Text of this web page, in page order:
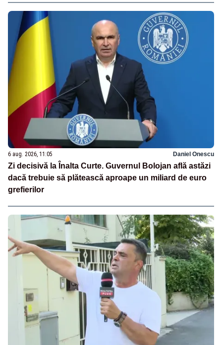
6 aug. 2026, 11:05 Daniel Onescu
Zi decisivă la Înalta Curte. Guvernul Bolojan află astăzi
dacă trebuie să plătească aproape un miliard de euro
grefierilor